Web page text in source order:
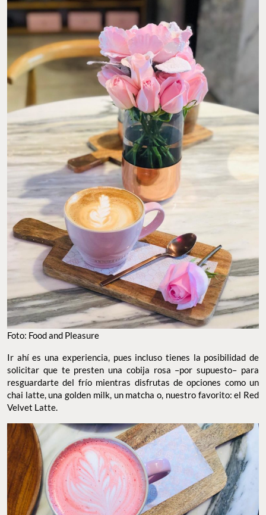
Foto: Food and Pleasure
Ir ahí es una experiencia, pues incluso tienes la posibilidad de
solicitar que te presten una cobija rosa –por supuesto– para
resguardarte del frío mientras disfrutas de opciones como un
chai latte, una golden milk, un matcha o, nuestro favorito: el Red
Velvet Latte.